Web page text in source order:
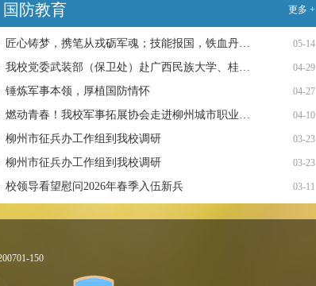
国防教育 更多 +
05-14
匠心铸梦，携笔从戎砺军魂；技能报国，铁血丹…
04-29
我校党委武装部（保卫处）赴广西民族大学、桂…
04-27
锤炼军事本领，厚植国防情怀
04-10
燃动青春！我校军事拓展协会走进柳州城市职业…
03-23
柳州市征兵办工作组到我校调研
03-23
柳州市征兵办工作组到我校调研
03-11
校领导看望慰问2026年春季入伍新兵
150